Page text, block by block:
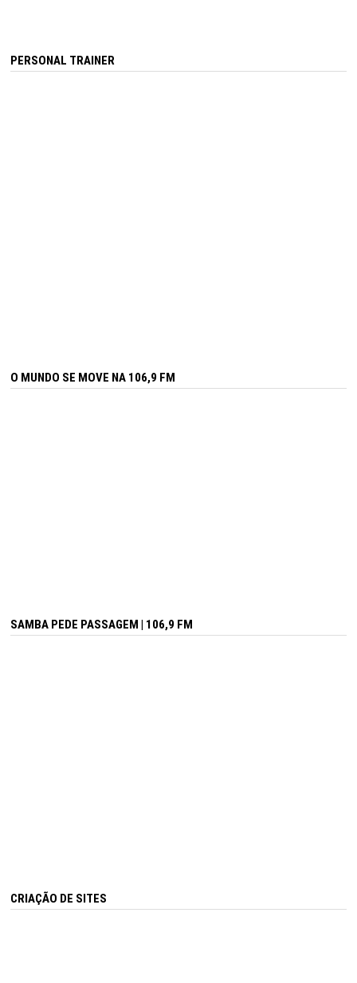
PERSONAL TRAINER
O MUNDO SE MOVE NA 106,9 FM
SAMBA PEDE PASSAGEM | 106,9 FM
CRIAÇÃO DE SITES